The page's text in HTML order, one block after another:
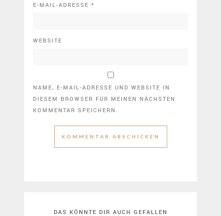
E-MAIL-ADRESSE *
WEBSITE
NAME, E-MAIL-ADRESSE UND WEBSITE IN
DIESEM BROWSER FÜR MEINEN NÄCHSTEN
KOMMENTAR SPEICHERN.
DAS KÖNNTE DIR AUCH GEFALLEN